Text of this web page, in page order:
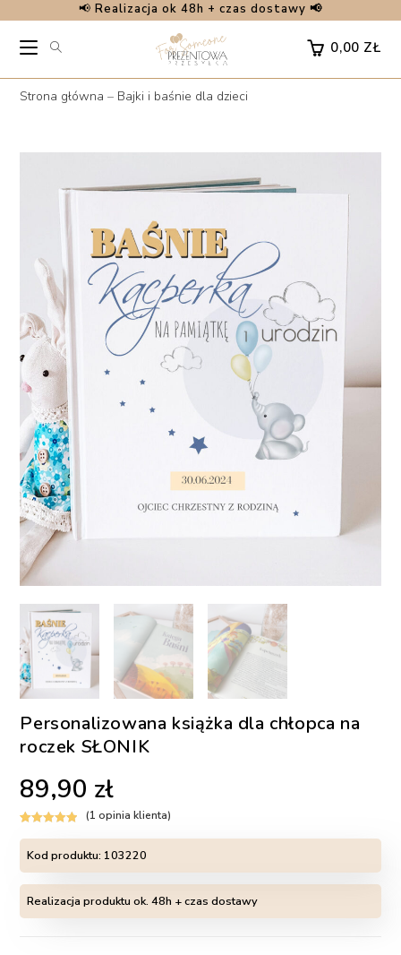
content
📢 Realizacja ok 48h + czas dostawy 📢
0,00 ZŁ
Strona główna – Bajki i baśnie dla dzieci
Personalizowana książka dla chłopca na
roczek SŁONIK
89,90 zł
5.00
na 5 na
podstawie
oceny klienta
(1 opinia klienta)
Kod produktu: 103220
Realizacja produktu ok. 48h + czas dostawy